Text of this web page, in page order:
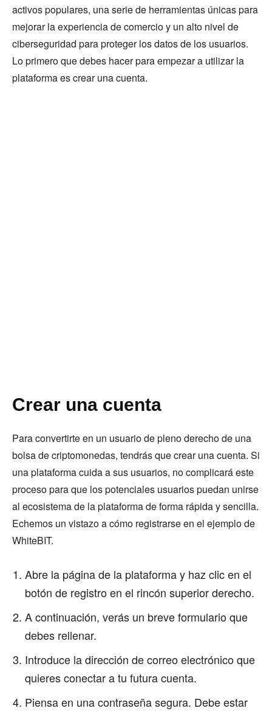
activos populares, una serie de herramientas únicas para
mejorar la experiencia de comercio y un alto nivel de
ciberseguridad para proteger los datos de los usuarios.
Lo primero que debes hacer para empezar a utilizar la
plataforma es crear una cuenta.
Crear una cuenta
Para convertirte en un usuario de pleno derecho de una
bolsa de criptomonedas, tendrás que crear una cuenta. Si
una plataforma cuida a sus usuarios, no complicará este
proceso para que los potenciales usuarios puedan unirse
al ecosistema de la plataforma de forma rápida y sencilla.
Echemos un vistazo a cómo registrarse en el ejemplo de
WhiteBIT.
Abre la página de la plataforma y haz clic en el
botón de registro en el rincón superior derecho.
A continuación, verás un breve formulario que
debes rellenar.
Introduce la dirección de correo electrónico que
quieres conectar a tu futura cuenta.
Piensa en una contraseña segura. Debe estar